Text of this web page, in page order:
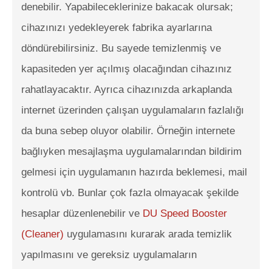
denebilir. Yapabileceklerinize bakacak olursak;
cihazınızı yedekleyerek fabrika ayarlarına
döndürebilirsiniz. Bu sayede temizlenmiş ve
kapasiteden yer açılmış olacağından cihazınız
rahatlayacaktır. Ayrıca cihazınızda arkaplanda
internet üzerinden çalışan uygulamaların fazlalığı
da buna sebep oluyor olabilir. Örneğin internete
bağlıyken mesajlaşma uygulamalarından bildirim
gelmesi için uygulamanın hazırda beklemesi, mail
kontrolü vb. Bunlar çok fazla olmayacak şekilde
hesaplar düzenlenebilir ve DU Speed Booster
(Cleaner) uygulamasını kurarak arada temizlik
yapılmasını ve gereksiz uygulamaların